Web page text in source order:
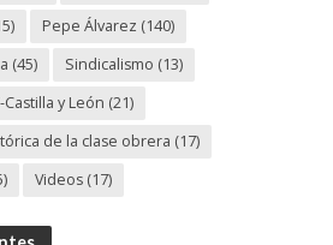
Pepe Álvarez (140)
(45) Sindicalismo (13)
Castilla y León (21)
de la clase obrera (17)
Videos(17)